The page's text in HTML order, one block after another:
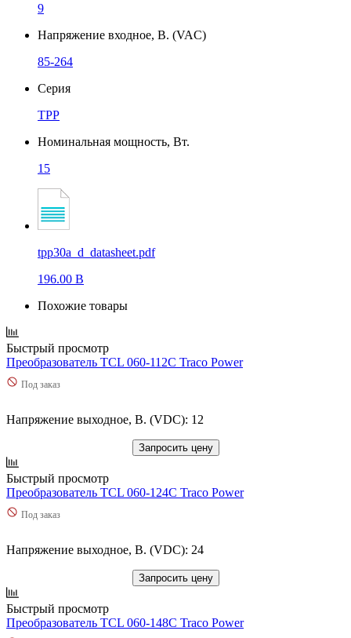
9
Напряжение входное, В. (VAC)
85-264
Серия
TPP
Номинальная мощность, Вт.
15
tpp30a_d_datasheet.pdf
196.00 B
Похожие товары
Быстрый просмотр
Преобразователь TCL 060-112C Traco Power
Под заказ
Напряжение выходное, В. (VDC): 12
Запросить цену
Быстрый просмотр
Преобразователь TCL 060-124C Traco Power
Под заказ
Напряжение выходное, В. (VDC): 24
Запросить цену
Быстрый просмотр
Преобразователь TCL 060-148C Traco Power